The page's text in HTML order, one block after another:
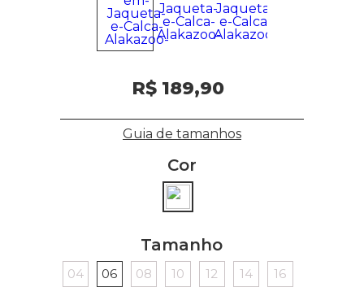
R$ 189,90
Guia de tamanhos
Cor
Tamanho
04 06 08 10 12 14 16